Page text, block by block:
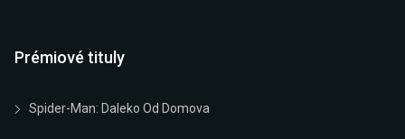
Prémiové tituly
Spider-Man: Daleko Od Domova